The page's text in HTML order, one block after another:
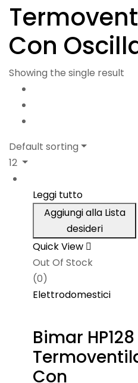
Con
Showing the single result
Default sorting
12
Leggi tutto
Aggiungi alla Lista
desideri
Quick View
Out Of Stock
(0)
Elettrodomestici
Bimar HP128
Con